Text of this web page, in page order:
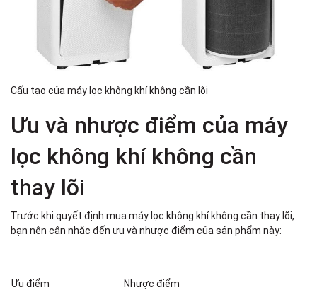
Cấu tạo của máy lọc không khí không cần lõi
Ưu và nhược điểm của máy
lọc không khí không cần
thay lõi
Trước khi quyết định mua máy lọc không khí không cần thay lõi,
bạn nên cân nhắc đến ưu và nhược điểm của sản phẩm này:
Ưu điểm Nhược điểm